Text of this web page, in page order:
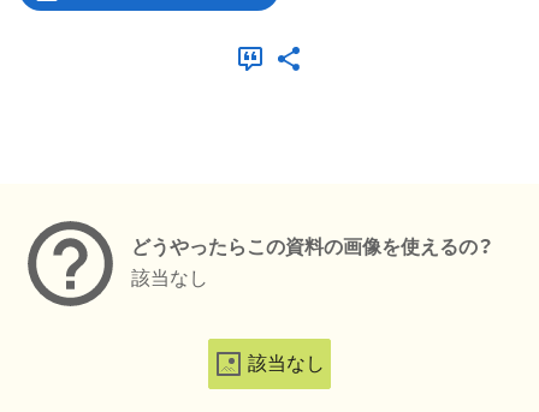
どうやったらこの資料の画像を使えるの？
該当なし
該当なし